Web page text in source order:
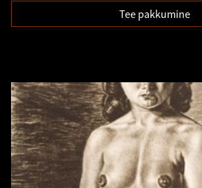
Tee pakkumine